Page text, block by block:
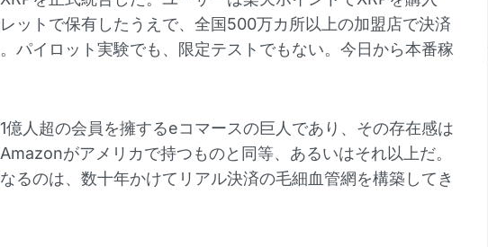
ットで保有したうえで、全国500万カ所以上の加盟店で決済
パイロット実験でも、限定テストでもない。今日から本番稼
億人超の会員を擁するeコマースの巨人であり、その存在感は
がアメリカで持つものと同等、あるいはそれ以上だ。
るのは、数十年かけてリアル決済の毛細血管網を構築してき